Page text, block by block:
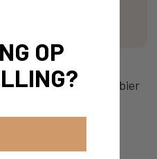
verhaal achter het bier
OP